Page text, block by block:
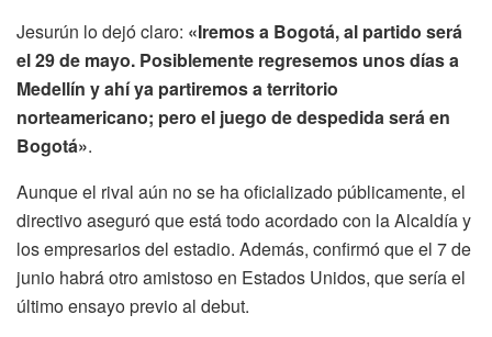
Jesurún lo dejó claro: «Iremos a Bogotá, al partido será
el 29 de mayo. Posiblemente regresemos unos días a
Medellín y ahí ya partiremos a territorio
norteamericano; pero el juego de despedida será en
Bogotá».
Aunque el rival aún no se ha oficializado públicamente, el
directivo aseguró que está todo acordado con la Alcaldía y
los empresarios del estadio. Además, confirmó que el 7 de
junio habrá otro amistoso en Estados Unidos, que sería el
último ensayo previo al debut.